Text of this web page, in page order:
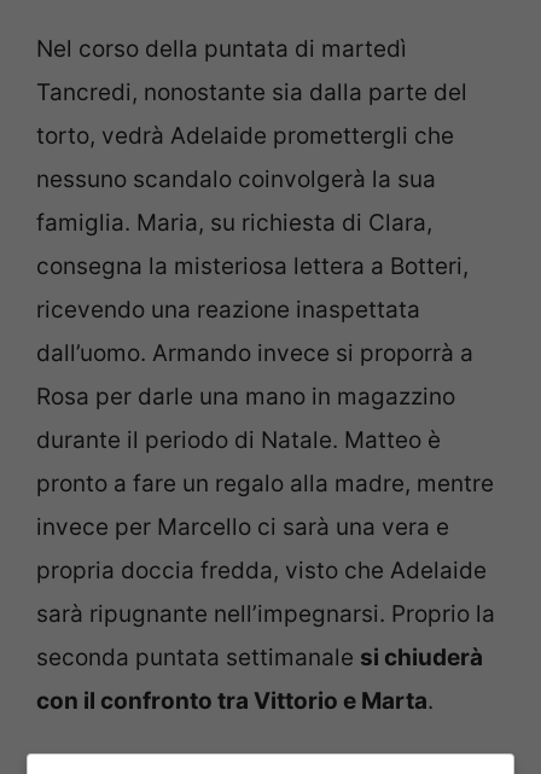
Nel corso della puntata di martedì
Tancredi, nonostante sia dalla parte del
torto, vedrà Adelaide promettergli che
nessuno scandalo coinvolgerà la sua
famiglia. Maria, su richiesta di Clara,
consegna la misteriosa lettera a Botteri,
ricevendo una reazione inaspettata
dall’uomo. Armando invece si proporrà a
Rosa per darle una mano in magazzino
durante il periodo di Natale. Matteo è
pronto a fare un regalo alla madre, mentre
invece per Marcello ci sarà una vera e
propria doccia fredda, visto che Adelaide
sarà ripugnante nell’impegnarsi. Proprio la
seconda puntata settimanale si chiuderà
con il confronto tra Vittorio e Marta.